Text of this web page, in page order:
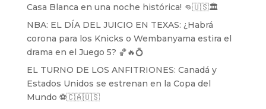
Casa Blanca en una noche histórica! 👊🇺🇸🏛️
NBA: EL DÍA DEL JUICIO EN TEXAS: ¿Habrá
corona para los Knicks o Wembanyama estira el
drama en el Juego 5? 🏀🔥💍
EL TURNO DE LOS ANFITRIONES: Canadá y
Estados Unidos se estrenan en la Copa del
Mundo ⚽️🇨🇦🇺🇸